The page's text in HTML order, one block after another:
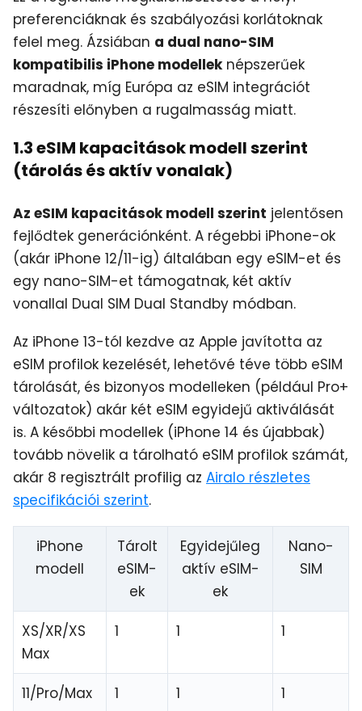
preferenciáknak és szabályozási korlátoknak
felel meg. Ázsiában a dual nano-SIM
kompatibilis iPhone modelleknépszerűek
maradnak, míg Európa az eSIM integrációt
részesíti előnyben a rugalmasság miatt.
1.3 eSIM kapacitások modell szerint
(tárolás és aktív vonalak)
Az eSIM kapacitások modell szerint jelentősen
fejlődtek generációnként. A régebbi iPhone-ok
(akár iPhone 12/11-ig) általában egy eSIM-et és
egy nano-SIM-et támogatnak, két aktív
vonallal Dual SIM Dual Standby módban.
Az iPhone 13-tól kezdve az Apple javította az
eSIM profilok kezelését, lehetővé téve több eSIM
tárolását, és bizonyos modelleken (például Pro+
változatok) akár két eSIM egyidejű aktiválását
is. A későbbi modellek (iPhone 14 és újabbak)
tovább növelik a tárolható eSIM profilok számát,
akár 8 regisztrált profilig az Airalo részletes
specifikációi szerint.
iPhone
modell
Tárolt
eSIM-
ek
Egyidejűleg
aktív eSIM-
ek
Nano-
SIM
XS/XR/XS
Max
1 1 1
11/Pro/Max 1 1 1